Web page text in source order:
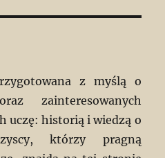
z myślą o
zainteresowanych
uczę: historią i wiedzą o
którzy pragną